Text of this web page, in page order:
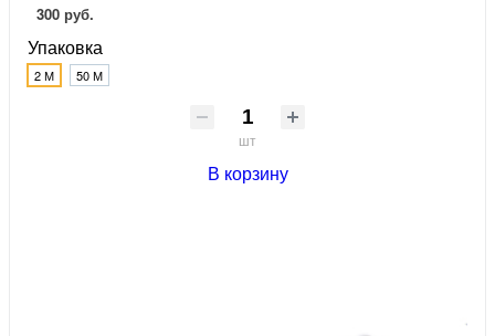
300 руб.
Упаковка
2 М 50 М
шт
В корзину